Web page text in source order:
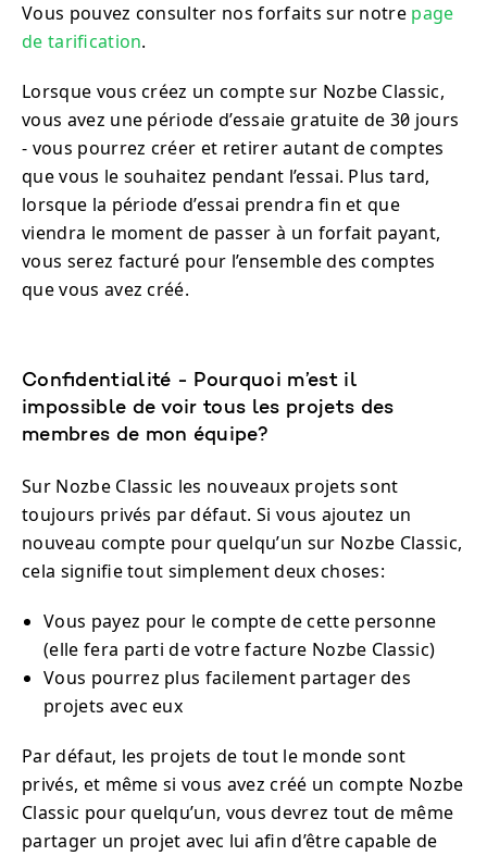
Vous pouvez consulter nos forfaits sur notre page
de tarification.
Lorsque vous créez un compte sur Nozbe Classic,
vous avez une période d’essaie gratuite de 30 jours
- vous pourrez créer et retirer autant de comptes
que vous le souhaitez pendant l’essai. Plus tard,
lorsque la période d’essai prendra fin et que
viendra le moment de passer à un forfait payant,
vous serez facturé pour l’ensemble des comptes
que vous avez créé.
Confidentialité - Pourquoi m’est il
impossible de voir tous les projets des
membres de mon équipe?
Sur Nozbe Classic les nouveaux projets sont
toujours privés par défaut. Si vous ajoutez un
nouveau compte pour quelqu’un sur Nozbe Classic,
cela signifie tout simplement deux choses:
Vous payez pour le compte de cette personne
(elle fera parti de votre facture Nozbe Classic)
Vous pourrez plus facilement partager des
projets avec eux
Par défaut, les projets de tout le monde sont
privés, et même si vous avez créé un compte Nozbe
Classic pour quelqu’un, vous devrez tout de même
partager un projet avec lui afin d’être capable de